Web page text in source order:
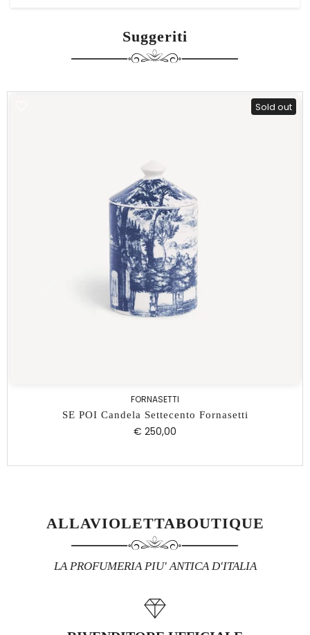
Suggeriti
Sold out
FORNASETTI
SE POI Candela Settecento Fornasetti
€ 250,00
ALLAVIOLETTABOUTIQUE
LA PROFUMERIA PIU' ANTICA D'ITALIA